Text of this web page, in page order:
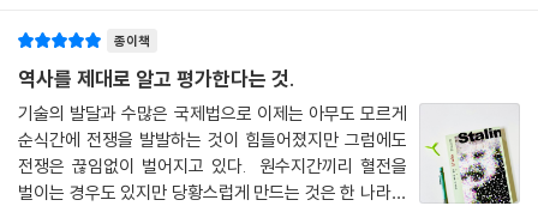
종이책
역사를 제대로 알고 평가한다는 것.
기술의 발달과 수많은 국제법으로 이제는 아무도 모르게
순식간에 전쟁을 발발하는 것이 힘들어졌지만 그럼에도
전쟁은 끊임없이 벌어지고 있다.⠀원수지간끼리 혈전을
벌이는 경우도 있지만 당황스럽게 만드는 것은 한 나라의